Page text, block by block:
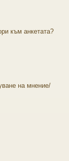
към анкетата?
на мнение/